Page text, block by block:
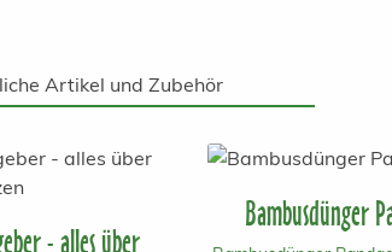
Artikel und Zubehör
überspringen
- alles über
Bambusdünger